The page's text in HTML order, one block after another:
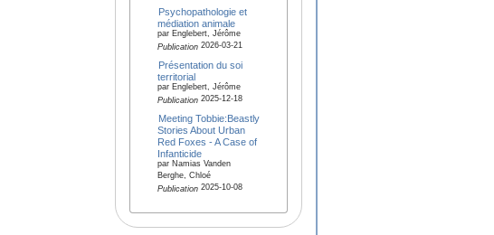
Psychopathologie et
médiation animale
par Englebert, Jérôme
Publication2026-03-21
Présentation du soi
territorial
par Englebert, Jérôme
Publication2025-12-18
Meeting Tobbie:Beastly
Stories About Urban
Red Foxes - A Case of
Infanticide
par Namias Vanden
Berghe, Chloé
Publication2025-10-08